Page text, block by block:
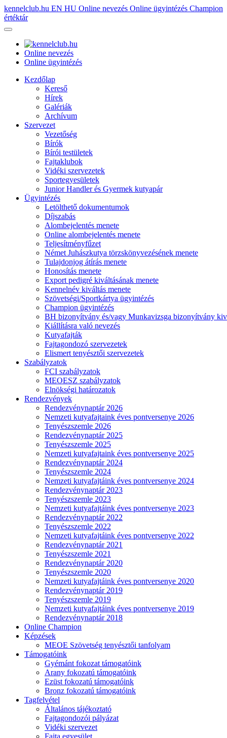
kennelclub.hu EN HU Online nevezés Online ügyintézés Champion
értéktár
Online nevezés
Online ügyintézés
Kezdőlap
Kereső
Hírek
Galériák
Archívum
Szervezet
Vezetőség
Bírók
Bírói testületek
Fajtaklubok
Vidéki szervezetek
Sportegyesületek
Junior Handler és Gyermek kutyapár
Ügyintézés
Letölthető dokumentumok
Díjszabás
Alombejelentés menete
Online alombejelentés menete
Teljesítményfűzet
Német Juhászkutya törzskönyvezésének menete
Tulajdonjog átírás menete
Honosítás menete
Export pedigré kiváltásának menete
Kennelnév kiváltás menete
Szövetségi/Sportkártya ügyintézés
Champion ügyintézés
BH bizonyítvány és/vagy Munkavizsga bizonyítvány
Kiállításra való nevezés
Kutyafajták
Fajtagondozó szervezetek
Elismert tenyésztői szervezetek
Szabályzatok
FCI szabályzatok
MEOESZ szabályzatok
Elnökségi határozatok
Rendezvények
Rendezvénynaptár 2026
Nemzeti kutyafajtaink éves pontversenye 2026
Tenyészszemle 2026
Rendezvénynaptár 2025
Tenyészszemle 2025
Nemzeti kutyafajtaink éves pontversenye 2025
Rendezvénynaptár 2024
Tenyészszemle 2024
Nemzeti kutyafajtáink éves pontversenye 2024
Rendezvénynaptár 2023
Tenyészszemle 2023
Nemzeti kutyafajtáink éves pontversenye 2023
Rendezvénynaptár 2022
Tenyészszemle 2022
Nemzeti kutyafajtáink éves pontversenye 2022
Rendezvénynaptár 2021
Tenyészszemle 2021
Rendezvénynaptár 2020
Tenyészszemle 2020
Nemzeti kutyafajtáink éves pontversenye 2020
Rendezvénynaptár 2019
Tenyészszemle 2019
Nemzeti kutyafajtáink éves pontversenye 2019
Rendezvénynaptár 2018
Online Champion
Képzések
MEOE Szövetség tenyésztői tanfolyam
Támogatóink
Gyémánt fokozat támogatóink
Arany fokozatú támogatóink
Ezüst fokozatú támogatóink
Bronz fokozatú támogatóink
Tagfelvétel
Általános tájékoztató
Fajtagondozói pályázat
Vidéki szervezet
Fajta egyesület